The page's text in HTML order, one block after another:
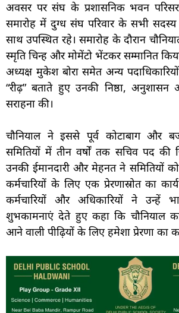
अवसर पर संघ के प्रशासनिक भवन
समारोह में दुग्ध संघ परिवार के सभी
साथ उपस्थित रहे। समारोह के दौरान
स्मृति चिन्ह और मोमेंटो भेंटकर सम्मानित
अध्यक्ष मुकेश बोरा समेत अन्य
“रीढ़” बताते हुए उनकी निष्ठा,
सराहना की।
चौनियाल ने इससे पूर्व कोटाबाग और
समितियों में तीन वर्षों तक सचिव पद की
उनकी ईमानदारी और मेहनत ने समितियों
कर्मचारियों के लिए एक प्रेरणास्रोत का
कर्मचारियों और अधिकारियों ने उन्हें
शुभकामनाएं देते हुए कहा कि चौनियाल
आने वाली पीढ़ियों के लिए हमेशा प्रेरणा का